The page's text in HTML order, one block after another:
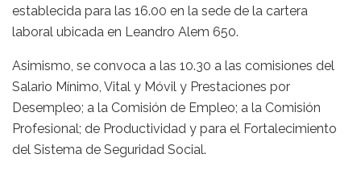
establecida para las 16.00 en la sede de la cartera
laboral ubicada en Leandro Alem 650.
Asimismo, se convoca a las 10.30 a las comisiones del
Salario Mínimo, Vital y Móvil y Prestaciones por
Desempleo; a la Comisión de Empleo; a la Comisión
Profesional; de Productividad y para el Fortalecimiento
del Sistema de Seguridad Social.